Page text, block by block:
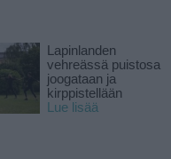
Lapinlanden
vehreässä puistosa
joogataan ja
kirppistellään
Lue lisää